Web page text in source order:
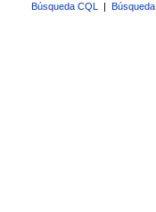
Búsqueda CQL